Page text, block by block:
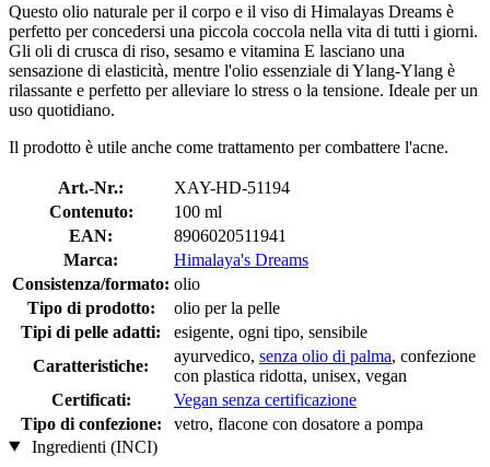
Questo olio naturale per il corpo e il viso di Himalayas Dreams è
perfetto per concedersi una piccola coccola nella vita di tutti i giorni.
Gli oli di crusca di riso, sesamo e vitamina E lasciano una
sensazione di elasticità, mentre l'olio essenziale di Ylang-Ylang è
rilassante e perfetto per alleviare lo stress o la tensione. Ideale per un
uso quotidiano.
Il prodotto è utile anche come trattamento per combattere l'acne.
Art.-Nr.:
XAY-HD-51194
Contenuto:
100 ml
EAN:
8906020511941
Marca:
Himalaya's Dreams
Consistenza/formato: olio
Tipo di prodotto:
olio per la pelle
Tipi di pelle adatti:
esigente, ogni tipo, sensibile
Caratteristiche:
ayurvedico, senza olio di palma, confezione
con plastica ridotta, unisex, vegan
Certificati:
Vegan senza certificazione
Tipo di confezione:
vetro, flacone con dosatore a pompa
Ingredienti (INCI)